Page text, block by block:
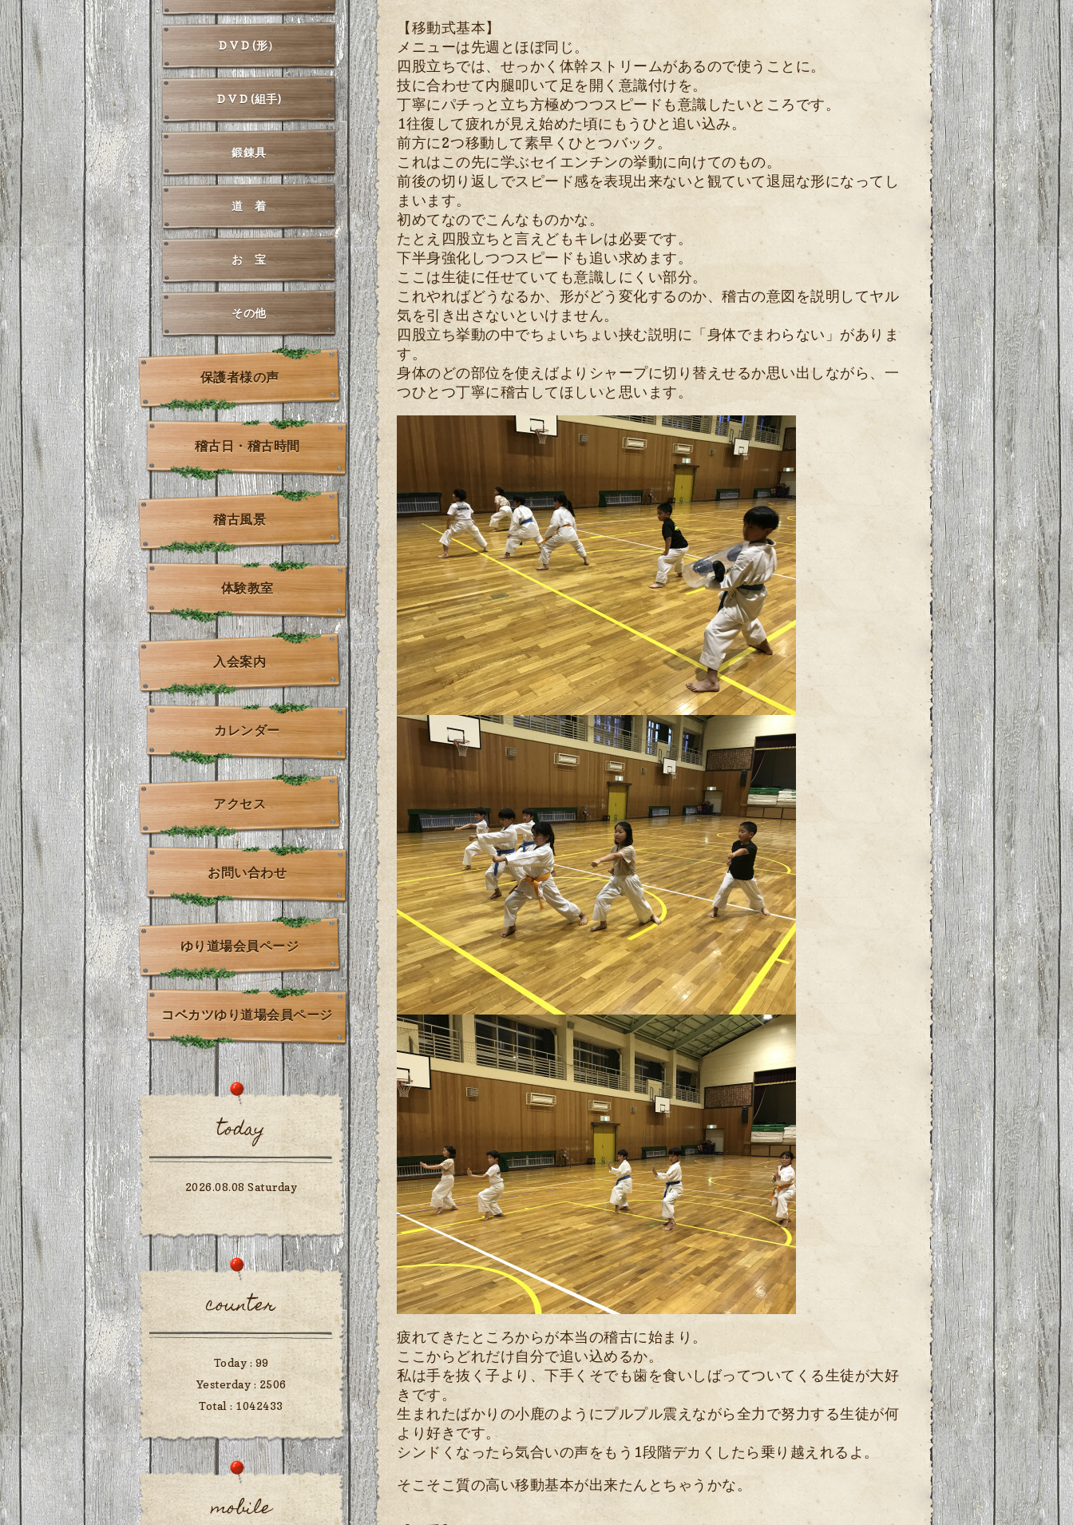
【移動式基本】
メニューは先週とほぼ同じ。
四股立ちでは、せっかく体幹ストリームがあるので使うことに。
技に合わせて内腿叩いて足を開く意識付けを。
丁寧にパチっと立ち方極めつつスピードも意識したいところです。
1往復して疲れが見え始めた頃にもうひと追い込み。
前方に2つ移動して素早くひとつバック。
これはこの先に学ぶセイエンチンの挙動に向けてのもの。
前後の切り返しでスピード感を表現出来ないと観ていて退屈な形になってし
まいます。
初めてなのでこんなものかな。
たとえ四股立ちと言えどもキレは必要です。
下半身強化しつつスピードも追い求めます。
ここは生徒に任せていても意識しにくい部分。
これやればどうなるか、形がどう変化するのか、稽古の意図を説明してヤル
気を引き出さないといけません。
四股立ち挙動の中でちょいちょい挟む説明に「身体でまわらない」がありま
す。
身体のどの部位を使えばよりシャープに切り替えせるか思い出しながら、一
つひとつ丁寧に稽古してほしいと思います。
疲れてきたところからが本当の稽古に始まり。
ここからどれだけ自分で追い込めるか。
私は手を抜く子より、下手くそでも歯を食いしばってついてくる生徒が大好
きです。
生まれたばかりの小鹿のようにプルプル震えながら全力で努力する生徒が何
より好きです。
シンドくなったら気合いの声をもう1段階デカくしたら乗り越えれるよ。
そこそこ質の高い移動基本が出来たんとちゃうかな。
D V D (形）
D V D (組手)
鍛錬具
道 着
お 宝
その他
保護者様の声
稽古日・稽古時間
稽古風景
体験教室
入会案内
カレンダー
アクセス
お問い合わせ
ゆり道場会員ページ
コベカツゆり道場会員ページ
today
2026.08.08 Saturday
counter
Today : 99
Yesterday : 2506
Total : 1042433
mobile